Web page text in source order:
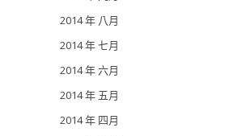
2014 年 八月
2014 年 七月
2014 年 六月
2014 年 五月
2014 年 四月